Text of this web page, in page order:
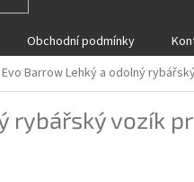
Obchodní podmínky
BarrowLehký a odolný
rybářský vozík